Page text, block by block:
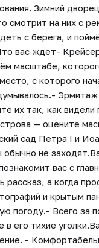
Зимний
смотрит на них с
с берега, и
вас ждёт-
масштабе,
с которого
их так, как
— оцените
сад Петра I и
не
вас с
рассказ, а когда
и крытым
погоду.- Всего за
в его тихие
-